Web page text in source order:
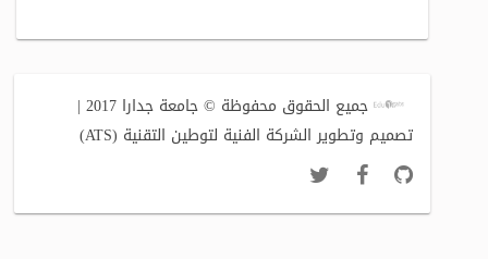
جميع الحقوق محفوظة © جامعة جدارا 2017 |
تصميم وتطوير الشركة الفنية لتوطين التقنية (ATS)